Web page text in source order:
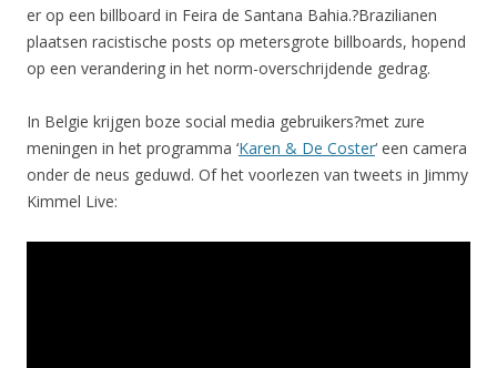
er op een billboard in Feira de Santana Bahia.?Brazilianen
plaatsen racistische posts op metersgrote billboards, hopend
op een verandering in het norm-overschrijdende gedrag.
In Belgie krijgen boze social media gebruikers?met zure
meningen in het programma ‘Karen & De Coster‘ een camera
onder de neus geduwd. Of het voorlezen van tweets in Jimmy
Kimmel Live: